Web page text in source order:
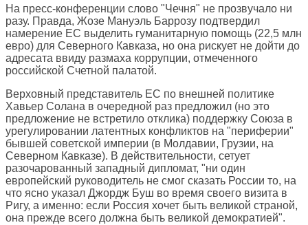
На пресс-конференции слово "Чечня" не прозвучало ни
разу. Правда, Жозе Мануэль Баррозу подтвердил
намерение ЕС выделить гуманитарную помощь (22,5 млн
евро) для Северного Кавказа, но она рискует не дойти до
адресата ввиду размаха коррупции, отмеченного
российской Счетной палатой.
Верховный представитель ЕС по внешней политике
Хавьер Солана в очередной раз предложил (но это
предложение не встретило отклика) поддержку Союза в
урегулировании латентных конфликтов на "периферии"
бывшей советской империи (в Молдавии, Грузии, на
Северном Кавказе). В действительности, сетует
разочарованный западный дипломат, "ни один
европейский руководитель не смог сказать России то, на
что ясно указал Джордж Буш во время своего визита в
Ригу, а именно: если Россия хочет быть великой страной,
она прежде всего должна быть великой демократией".